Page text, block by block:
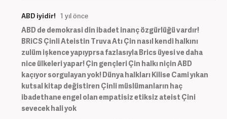
ABD iyidir! 1 yıl önce
ABD de demokrasi din ibadet inanç özgürlüğü vardır!
BRiCS Çinli Ateistin Truva Atı Çin nasıl kendi halkını
zulüm işkence yapıyprsa fazlasıyla Brics üyesi ve daha
nice ülkeleri yapar! Çin gençleri Çin halkı niçin ABD
kaçıyor sorgulayan yok! Dünya halkları Kilise Cami yıkan
kutsal kitap değistiren Çinli müslümanların haç
ibadethane engel olan empatisiz etiksiz ateist Çini
sevecek hali yok